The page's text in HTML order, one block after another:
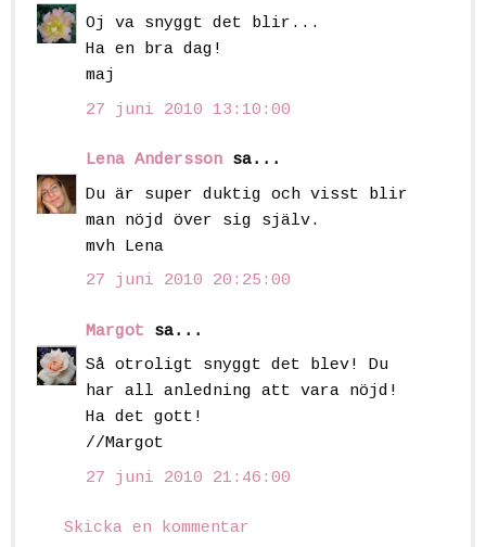
Oj va snyggt det blir...
Ha en bra dag!
maj
27 juni 2010 13:10:00
Lena Andersson sa...
Du är super duktig och visst blir
man nöjd över sig själv.
mvh Lena
27 juni 2010 20:25:00
Margot sa...
Så otroligt snyggt det blev! Du
har all anledning att vara nöjd!
Ha det gott!
//Margot
27 juni 2010 21:46:00
Skicka en kommentar